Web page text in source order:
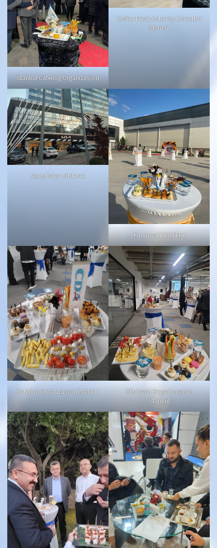
İstanbul Catering Organizasyon
Coffee Break Catering Hizmetleri
İstanbul
Açılış Balon Süsleme
Kurumsal Etkinlikler
Catering Organizasyon İstanbul
Ofis Davet Organizasyonu
İstanbul